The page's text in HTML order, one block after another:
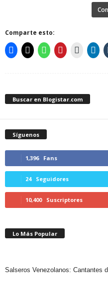
Comparte esto:
Buscar en Blogistar.com
Síguenos
1,396 Fans
24 Seguidores
10,400 Suscriptores
Lo Más Popular
Salseros Venezolanos: Cantantes